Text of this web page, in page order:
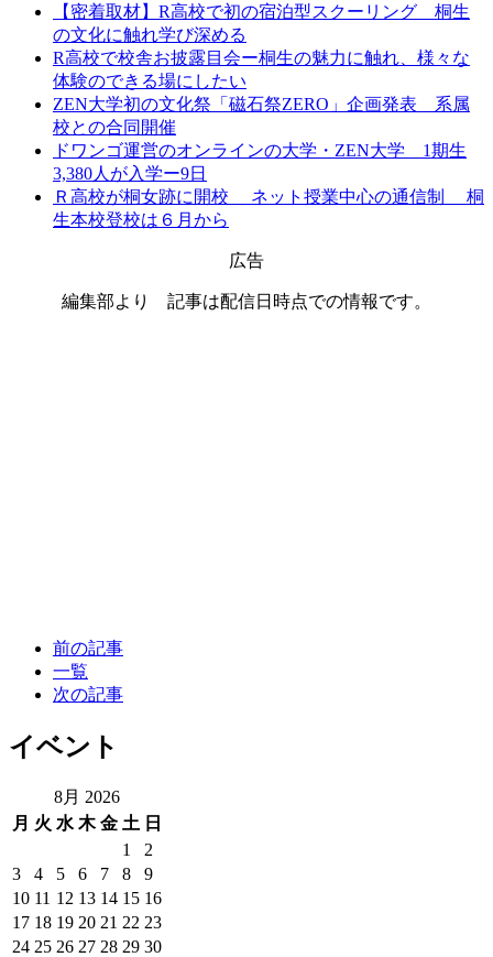
【密着取材】R高校で初の宿泊型スクーリング 桐生
の文化に触れ学び深める
R高校で校舎お披露目会ー桐生の魅力に触れ、様々な
体験のできる場にしたい
ZEN大学初の文化祭「磁石祭ZERO」企画発表 系属
校との合同開催
ドワンゴ運営のオンラインの大学・ZEN大学 1期生
3,380人が入学ー9日
Ｒ高校が桐女跡に開校 ネット授業中心の通信制 桐
生本校登校は６月から
広告
編集部より 記事は配信日時点での情報です。
前の記事
一覧
次の記事
イベント
8月 2026
月 火 水 木 金 土 日
1
2
3
4 5 6 7 8
9
10 11 12 13 14 15 16
17 18 19 20 21 22 23
24 25 26 27 28 29 30